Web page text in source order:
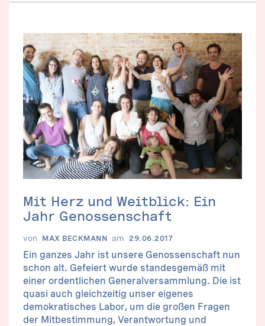
Mit Herz und Weitblick: Ein
Jahr Genossenschaft
von MAX BECKMANN am 29.06.2017
Ein ganzes Jahr ist unsere Genossenschaft nun
schon alt. Gefeiert wurde standesgemäß mit
einer ordentlichen Generalversammlung. Die ist
quasi auch gleichzeitig unser eigenes
demokratisches Labor, um die großen Fragen
der Mitbestimmung, Verantwortung und